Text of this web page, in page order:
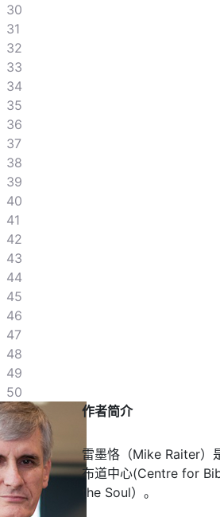
30
31
32
33
34
35
36
37
38
39
40
41
42
43
44
45
46
47
48
49
50
作者简介
雷墨恪（Mike Raiter）
布道中心(Centre for
the Soul）。